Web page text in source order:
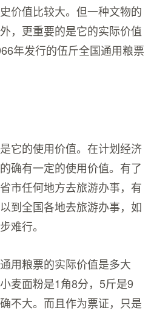
价值比较大。但一种文物的
，更重要的是它的实际价值
年发行的伍斤全国通用粮票
它的使用价值。在计划经济
确有一定的使用价值。有了
市任何地方去旅游办事，有
到全国各地去旅游办事，如
难行。
用粮票的实际价值是多大
麦面粉是1角8分，5斤是9
不大。而且作为票证，只是